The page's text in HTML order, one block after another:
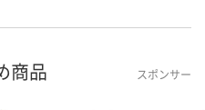
商品 スポンサー